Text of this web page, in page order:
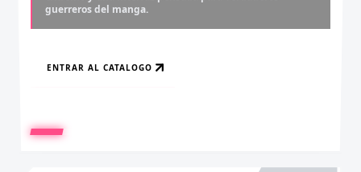
guerreros del manga.
ENTRAR AL CATALOGO
y accede al contenido más exclusivo sin límites.
RECARGAR AHORA
descargas infinitas y acceso anticipado.
VER BENEFICIOS